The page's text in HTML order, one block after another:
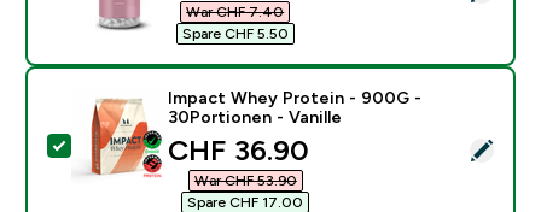
War CHF 7.40‎
Spare CHF 5.50‎
Dieses Produkt ausw�hlen - Impact Whey Protein -
Impact Whey Protein - 900G -
30Portionen - Vanille
discounted price
CHF 36.90‎
War CHF 53.90‎
Spare CHF 17.00‎